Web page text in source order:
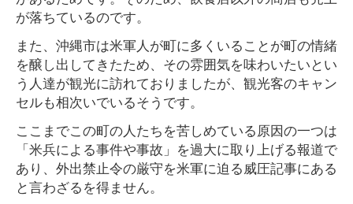
が落ちているのです。
また、沖縄市は米軍人が町に多くいることが町の情緒
を醸し出してきたため、その雰囲気を味わいたいとい
う人達が観光に訪れておりましたが、観光客のキャン
セルも相次いでいるそうです。
ここまでこの町の人たちを苦しめている原因の一つは
「米兵による事件や事故」を過大に取り上げる報道で
あり、外出禁止令の厳守を米軍に迫る威圧記事にある
と言わざるを得ません。